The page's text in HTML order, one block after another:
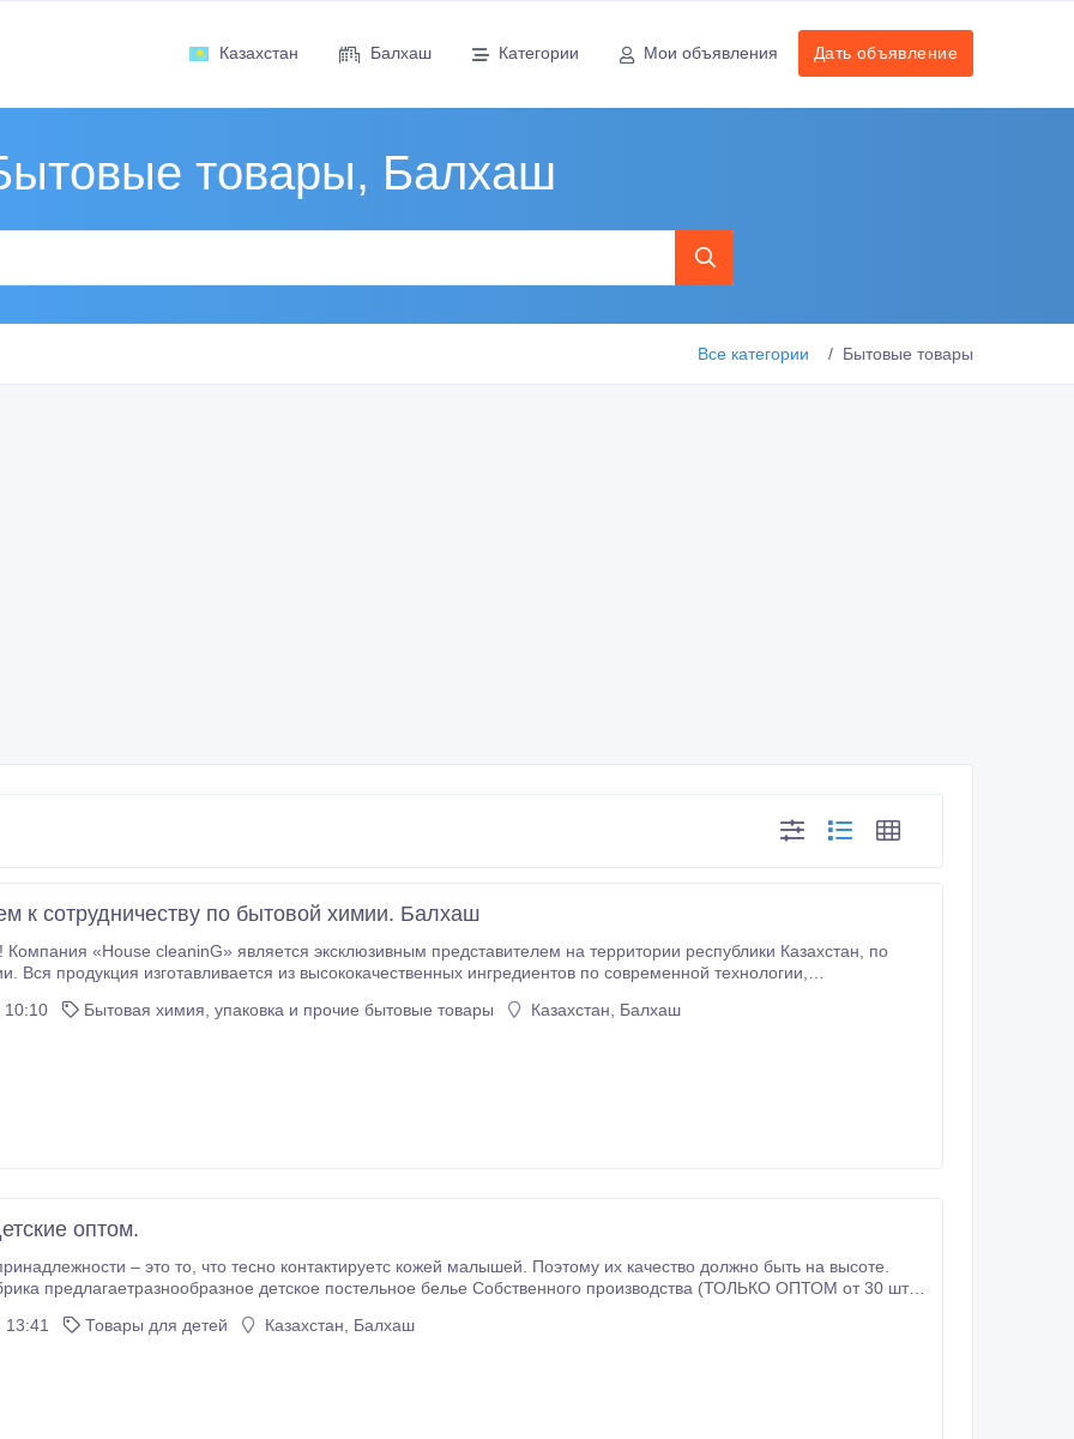
Казахстан Балхаш Категории Мои объявления Дать объявление
товары, Балхаш
Все категории Бытовые товары
к сотрудничеству по бытовой химии. Балхаш
технологии,
10:10
Бытовая химия, упаковка и прочие бытовые товары Казахстан, Балхаш
оптом.
контактируетс кожей малышей. Поэтому их качество должно быть на высоте.
предлагаетразнообразное детское постельное белье Собственного производства (ТОЛЬКО ОПТОМ от 30 шт):
13:41
Товары для детей Казахстан, Балхаш